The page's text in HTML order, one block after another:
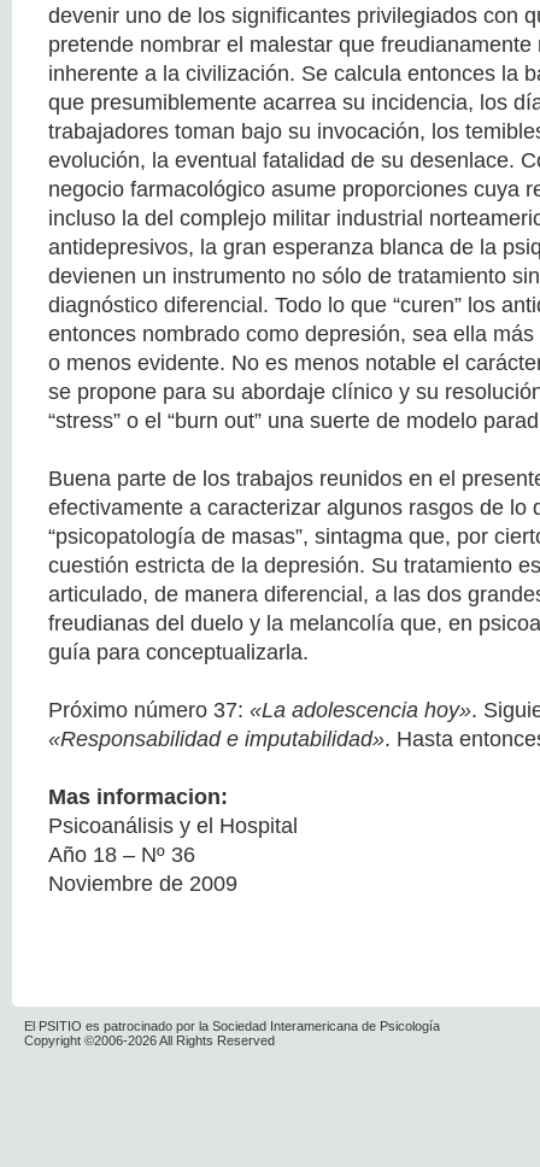
devenir uno de los significantes privilegiados con
pretende nombrar el malestar que
inherente a la civilización. Se calcula entonces la
que presumiblemente acarrea su incidencia, los
trabajadores toman bajo su invocación, los
evolución, la eventual fatalidad de su desenlace.
negocio farmacológico asume proporciones cuya
incluso la del complejo militar industrial
antidepresivos, la gran esperanza blanca de la
devienen un instrumento no sólo de tratamiento
diagnóstico diferencial. Todo lo que “curen” los
entonces nombrado como depresión, sea ella
o menos evidente. No es menos notable el
se propone para su abordaje clínico y su
“stress” o el “burn out” una suerte de modelo
Buena parte de los trabajos reunidos en el
efectivamente a caracterizar algunos rasgos de lo
“psicopatología de masas”, sintagma que, por
cuestión estricta de la depresión. Su tratamiento
articulado, de manera diferencial, a las dos
freudianas del duelo y la melancolía que, en
guía para conceptualizarla.
Próximo número 37: «La adolescencia hoy».
«Responsabilidad e imputabilidad». Hasta
Mas informacion:
Psicoanálisis y el Hospital
Año 18 – Nº 36
Noviembre de 2009
El PSITIO es patrocinado por la Sociedad Interamericana de Psicología
Copyright ©2006-2026 All Rights Reserved